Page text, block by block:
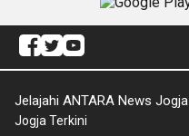
Jelajahi ANTARA News Jogja
Jogja Terkini